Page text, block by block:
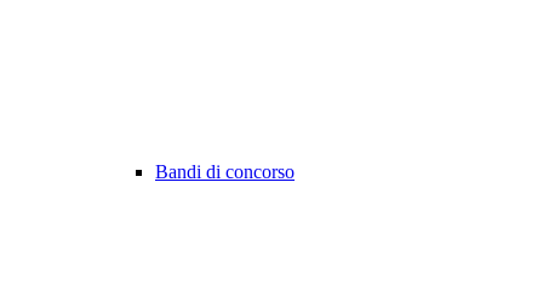
Bandi di concorso